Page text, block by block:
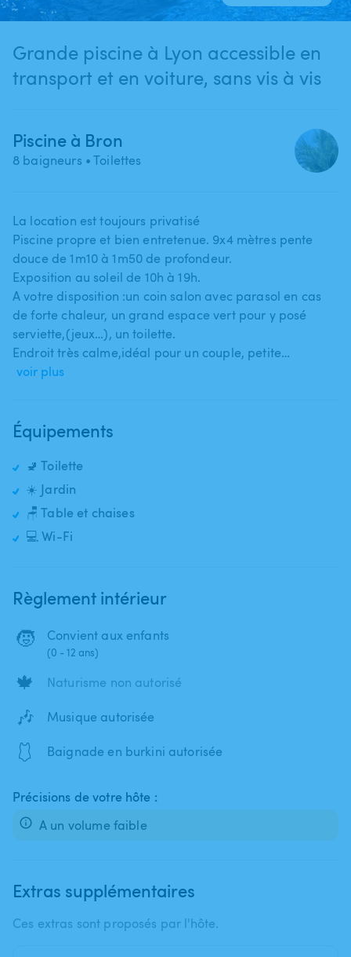
Grande piscine à Lyon accessible en
transport et en voiture, sans vis à vis
Piscine à Bron
8 baigneurs • Toilettes
La location est toujours privatisé
Piscine propre et bien entretenue. 9x4 mètres pente
douce de 1m10 à 1m50 de profondeur.
Exposition au soleil de 10h à 19h.
A votre disposition :un coin salon avec parasol en cas
de forte chaleur​,​ un grand espace vert pour y posé
serviette​,​(jeux…)​,​ un toilette.
Endroit très calme​,​idéal pour un couple​,​ petite…
voir plus
Équipements
🚽 Toilette
☀️ Jardin
🪑 Table et chaises
💻 Wi-Fi
Règlement intérieur
🧒 Convient aux enfants
(0 - 12 ans)
🍁 Naturisme non autorisé
🎶 Musique autorisée
🩱 Baignade en burkini autorisée
Précisions de votre hôte :
Extras supplémentaires
Ces extras sont proposés par l'hôte.